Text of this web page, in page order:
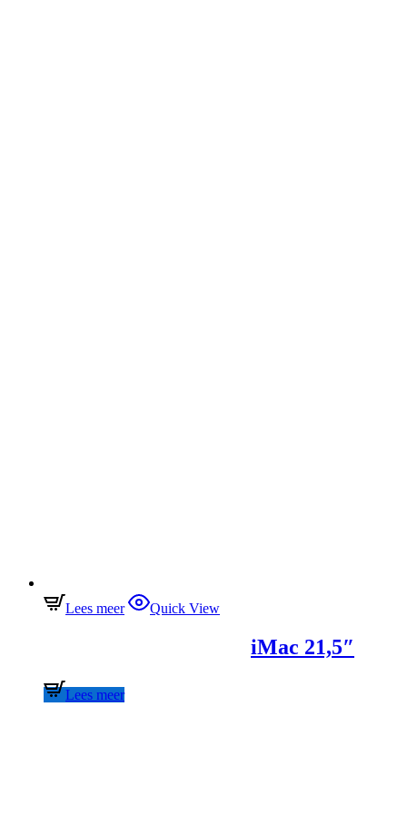
Lees meer Quick View
iMac 21,5″
Lees meer